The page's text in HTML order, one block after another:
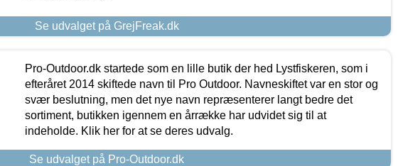
Se udvalget på GrejFreak.dk
Pro-Outdoor.dk startede som en lille butik der hed Lystfiskeren, som i
efteråret 2014 skiftede navn til Pro Outdoor. Navneskiftet var en stor og
svær beslutning, men det nye navn repræsenterer langt bedre det
sortiment, butikken igennem en årrække har udvidet sig til at
indeholde. Klik her for at se deres udvalg.
Se udvalget på Pro-Outdoor.dk